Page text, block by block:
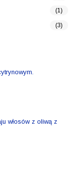
(1)
(3)
włosów z oliwą z